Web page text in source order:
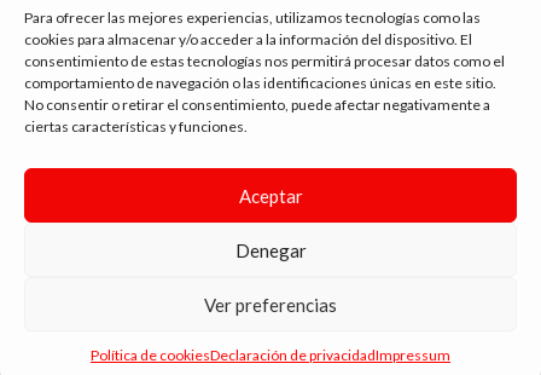
Para ofrecer las mejores experiencias, utilizamos tecnologías como las
cookies para almacenar y/o acceder a la información del dispositivo. El
consentimiento de estas tecnologías nos permitirá procesar datos como el
comportamiento de navegación o las identificaciones únicas en este sitio.
No consentir o retirar el consentimiento, puede afectar negativamente a
ciertas características y funciones.
Aceptar
Denegar
Ver preferencias
Política de cookiesDeclaración de privacidadImpressum
tienda vapeo málaga
AROMA
💬 ¿Necesitas ayuda?